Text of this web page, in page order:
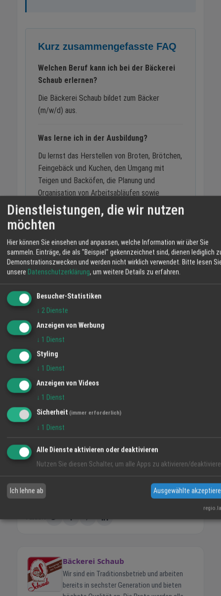
Kurz zusammengefasste FAQ
Welchen Beruf kann ich bei der Bäckerei
Schaub erlernen?
Die Bäckerei Schaub bildet zum Bäcker
(m/w/d) aus.
Was lerne ich in der Ausbildung?
Du lernst das Herstellen von Broten, Brötchen,
Feingebäck und Kuchen, den Umgang mit
Teigen und Backöfen, die Planung und
Organisation von Arbeitsabläufen sowie
Hygiene und Qualitätssicherung in der
Backstube.
Was sollte ich mitbringen?
Interesse am Bäckerhandwerk und Freude am
frühen Aufstehen, Teamfähigkeit,
handwerkliches Geschick und Kreativität.
Wie kann ich mich bewerben?
Hauptstrasse 52, telefonisch unter
07822/6596 oder per E-Mail an
egbert@baeckereischaub.de.
Beginn
zum 1ten August oder September
Telefon
07822-6596
egbert@baeckereischaub.de
Ausbildung
Bäckerei Schaub
Wir sind ein Traditionsbetrieb und arbeiten
bereits in sechster Generation und bieten
Dienstleistungen, die wir nutzen
möchten
Hier können Sie einsehen und anpassen, welche Information wir über Sie
sammeln. Einträge, die als "Beispiel" gekennzeichnet sind, dienen lediglich
Demonstrationszwecken und werden nicht wirklich verwendet. Bitte lesen
unsere Datenschutzerklärung, um weitere Details zu erfahren.
Besucher-Statistiken
↓ 2 Dienste
Anzeigen von Werbung
↓ 1 Dienst
Styling
↓ 1 Dienst
Anzeigen von Videos
↓ 1 Dienst
Sicherheit (immer erforderlich)
↓ 1 Dienst
Alle Dienste aktivieren oder deaktivieren
Nutzen Sie diesen Schalter, um alle Apps zu aktivieren/
Ich lehne ab Ausgewählte